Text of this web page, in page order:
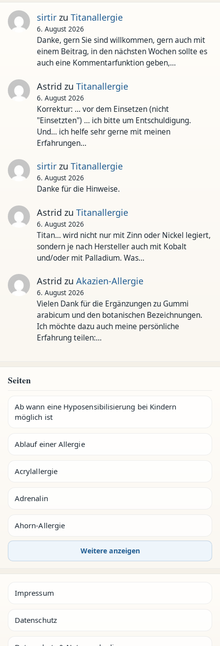
sirtirzu Titanallergie
6. August 2026
Danke, gern Sie sind willkommen, gern auch mit
einem Beitrag, in den nächsten Wochen sollte es
auch eine Kommentarfunktion geben,…
Astrid zu Titanallergie
6. August 2026
Korrektur: ... vor dem Einsetzen (nicht
"Einsetzten") ... ich bitte um Entschuldigung.
Und... ich helfe sehr gerne mit meinen
Erfahrungen…
sirtirzu Titanallergie
6. August 2026
Danke für die Hinweise.
Astrid zu Titanallergie
6. August 2026
Titan... wird nicht nur mit Zinn oder Nickel legiert,
sondern je nach Hersteller auch mit Kobalt
und/oder mit Palladium. Was…
Astrid zu Akazien-Allergie
6. August 2026
Vielen Dank für die Ergänzungen zu Gummi
arabicum und den botanischen Bezeichnungen.
Ich möchte dazu auch meine persönliche
Erfahrung teilen:…
Seiten
Ab wann eine Hyposensibilisierung bei Kindern
möglich ist
Ablauf einer Allergie
Acrylallergie
Adrenalin
Ahorn-Allergie
Weitere anzeigen
Impressum
Datenschutz